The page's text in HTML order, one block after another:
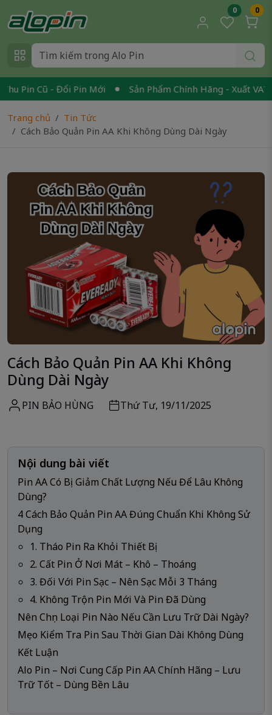
0 0
Pin Cũ - Đổi Pin Mới Sản Phẩm Chính Hãng - Xuất VAT
Trang chủ
Tin Tức
Cách Bảo Quản Pin AA Khi Không Dùng Dài Ngày
Cách Bảo Quản Pin AA Khi Không
Dùng Dài Ngày
PIN BẢO HÙNG Thứ Tư, 19/11/2025
Nội dung bài viết
Pin AA Có Bị Giảm Chất Lượng Nếu Để Lâu Không
Dùng?
4 Cách Bảo Quản Pin AA Đúng Chuẩn Khi Không Sử
Dụng
1. Tháo Pin Ra Khỏi Thiết Bị
2. Cất Pin Ở Nơi Mát – Khô – Thoáng
3. Đối Với Pin Sạc – Nên Sạc Mỗi 3 Tháng
4. Không Trộn Pin Mới Và Pin Đã Dùng
Nên Chọn Loại Pin Nào Nếu Cần Lưu Trữ Dài Ngày?
Mẹo Kiểm Tra Pin Sau Thời Gian Dài Không Dùng
Kết Luận
Alo Pin – Nơi Cung Cấp Pin AA Chính Hãng – Lưu
Trữ Tốt – Dùng Bền Lâu